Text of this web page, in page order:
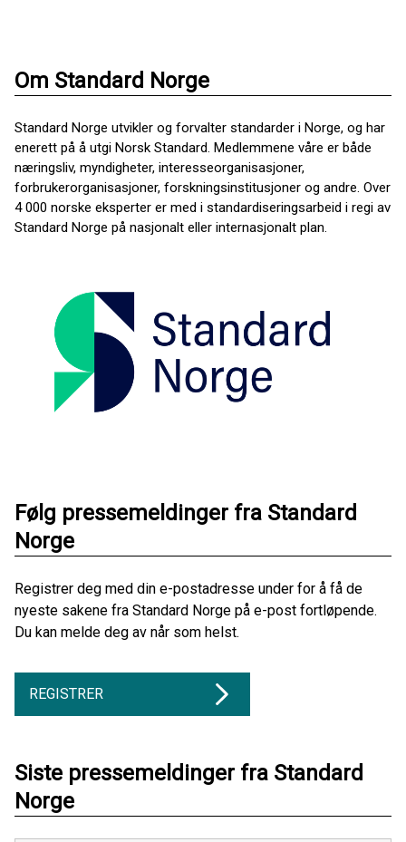
Om Standard Norge
Standard Norge utvikler og forvalter standarder i Norge, og har
enerett på å utgi Norsk Standard. Medlemmene våre er både
næringsliv, myndigheter, interesseorganisasjoner,
forbrukerorganisasjoner, forskningsinstitusjoner og andre. Over
4 000 norske eksperter er med i standardiseringsarbeid i regi av
Standard Norge på nasjonalt eller internasjonalt plan.
Følg pressemeldinger fra Standard
Norge
Registrer deg med din e-postadresse under for å få de
nyeste sakene fra Standard Norge på e-post fortløpende.
Du kan melde deg av når som helst.
REGISTRER
Siste pressemeldinger fra Standard
Norge